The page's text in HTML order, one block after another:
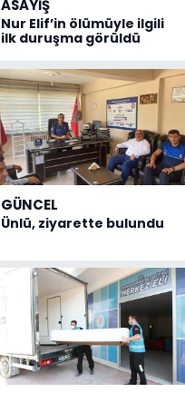
ASAYİŞ
Nur Elif’in ölümüyle ilgili
ilk duruşma görüldü
GÜNCEL
Ünlü, ziyarette bulundu